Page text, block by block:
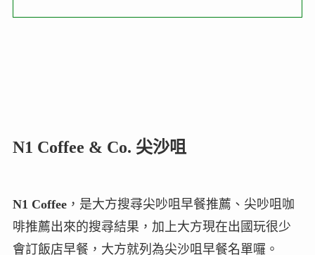
N1 Coffee & Co. 尖沙咀
N1 Coffee，是大方搜尋尖吵咀早餐推薦、尖吵咀咖
啡推薦出來的搜尋結果，加上大方現在出國玩很少
會訂飯店早餐，大方就列為尖沙咀早餐名單囉。